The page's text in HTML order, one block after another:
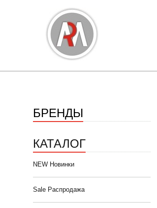
БРЕНДЫ
КАТАЛОГ
NEW Новинки
Sale Распродажа